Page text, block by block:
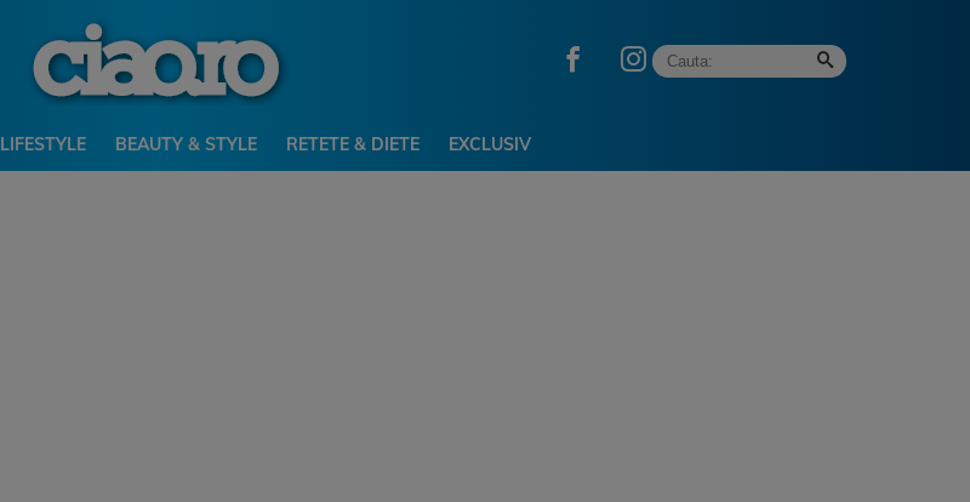
LIFESTYLE BEAUTY & STYLE RETETE & DIETE EXCLUSIV